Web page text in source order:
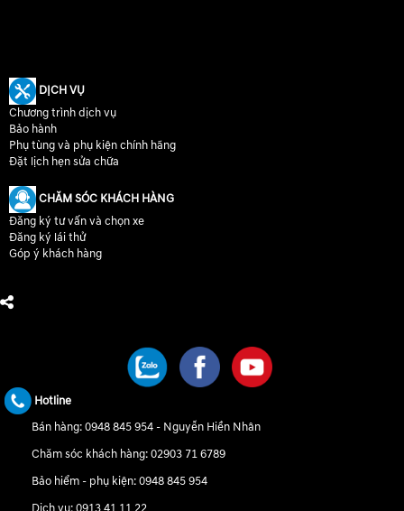
DỊCH VỤ
Chương trình dịch vụ
Bảo hành
Phụ tùng và phụ kiện chính hãng
Đặt lịch hẹn sửa chữa
CHĂM SÓC KHÁCH HÀNG
Đăng ký tư vấn và chọn xe
Đăng ký lái thử
Góp ý khách hàng
Hotline
Bán hàng:0948 845 954 - Nguyễn Hiền Nhân
Chăm sóc khách hàng:02903 71 6789
Bảo hiểm - phụ kiện:0948 845 954